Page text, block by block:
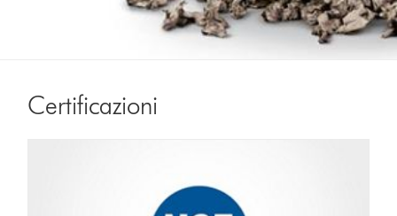
Certificazioni